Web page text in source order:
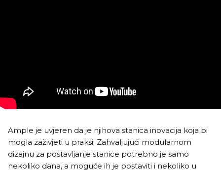
Ample je uvjeren da je njihova stanica inovacija koja bi
mogla zaživjeti u praksi. Zahvaljujući modularnom
dizajnu za postavljanje stanice potrebno je samo
nekoliko dana, a moguće ih je postaviti i nekoliko u